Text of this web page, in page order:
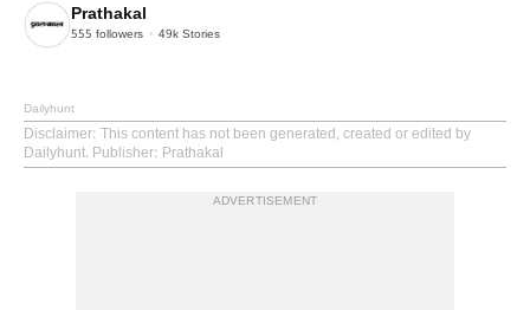
Prathakal
555 followers 49k Stories
Dailyhunt
Disclaimer: This content has not been generated, created or edited by
Dailyhunt. Publisher: Prathakal
ADVERTISEMENT